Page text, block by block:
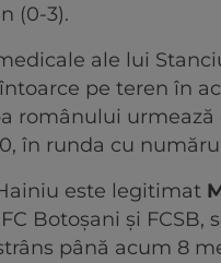
(0-3).
ale lui
pe teren în
românului
în runda cu
este legitimat
Botoșani și FCSB,
până acum 8